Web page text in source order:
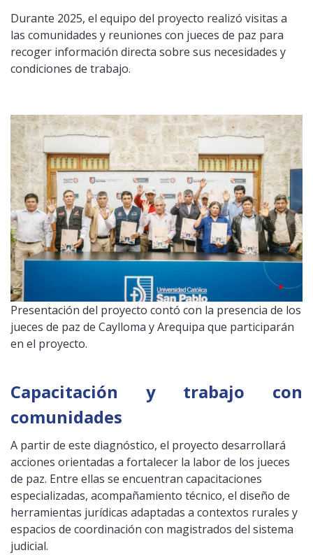
Durante 2025, el equipo del proyecto realizó visitas a
las comunidades y reuniones con jueces de paz para
recoger información directa sobre sus necesidades y
condiciones de trabajo.
Presentación del proyecto contó con la presencia de los
jueces de paz de Caylloma y Arequipa que participarán
en el proyecto.
Capacitación y trabajo con
comunidades
A partir de este diagnóstico, el proyecto desarrollará
acciones orientadas a fortalecer la labor de los jueces
de paz. Entre ellas se encuentran capacitaciones
especializadas, acompañamiento técnico, el diseño de
herramientas jurídicas adaptadas a contextos rurales y
espacios de coordinación con magistrados del sistema
judicial.